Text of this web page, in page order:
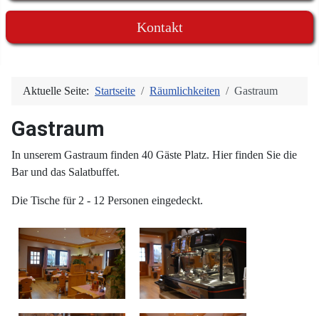
Kontakt
Aktuelle Seite: Startseite Räumlichkeiten Gastraum
Gastraum
In unserem Gastraum finden 40 Gäste Platz. Hier finden Sie die
Bar und das Salatbuffet.
Die Tische für 2 - 12 Personen eingedeckt.